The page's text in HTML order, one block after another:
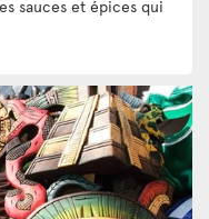
sauces et épices qui